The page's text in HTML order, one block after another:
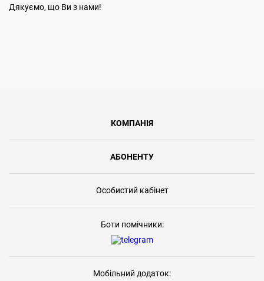
Дякуємо, що Ви з нами!
КОМПАНІЯ
АБОНЕНТУ
Особистий кабінет
Боти помічники:
Мобільний додаток: